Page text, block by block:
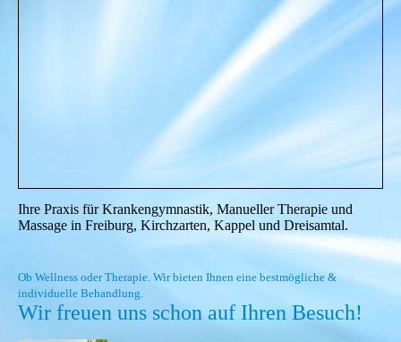
Ihre Praxis für Krankengymnastik, Manueller Therapie und
Massage in Freiburg, Kirchzarten, Kappel und Dreisamtal.
Ob Wellness oder Therapie. Wir bieten Ihnen eine bestmögliche &
individuelle Behandlung.
Wir freuen uns schon auf Ihren Besuch!